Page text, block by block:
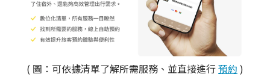
( 圖：可依據清單了解所需服務、並直接進行預約 )